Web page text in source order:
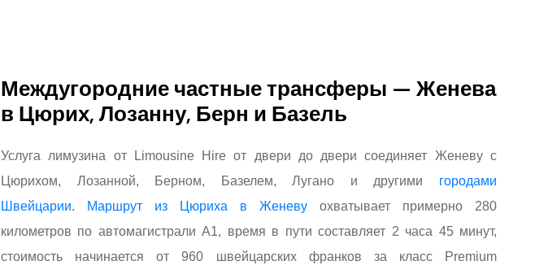
Междугородние частные трансферы — Женева
в Цюрих, Лозанну, Берн и Базель
Услуга лимузина от Limousine Hire от двери до двери соединяет Женеву с
Цюрихом, Лозанной, Берном, Базелем, Лугано и другими городами
Швейцарии. Маршрут из Цюриха в Женеву охватывает примерно 280
километров по автомагистрали A1, время в пути составляет 2 часа 45 минут,
стоимость начинается от 960 швейцарских франков за класс Premium